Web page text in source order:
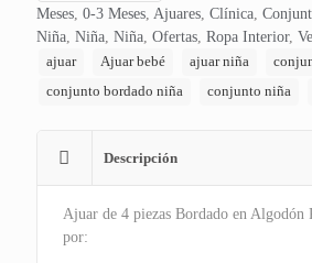
Meses, 0-3 Meses, Ajuares, Clínica,
Niña, Niña, Niña, Ofertas, Ropa Interior,
ajuar Ajuar bebé ajuar niña
conjunto bordado niña
conjunto niña
Descripción
Ajuar de 4 piezas Bordado en Algodón
por: